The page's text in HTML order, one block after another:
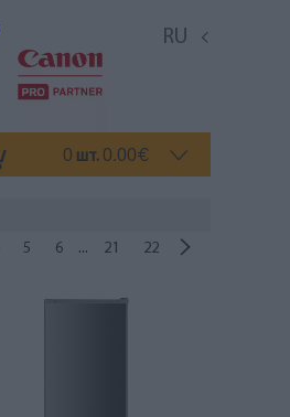
RU
0 шт. 0.00€
5 6 ... 21 22